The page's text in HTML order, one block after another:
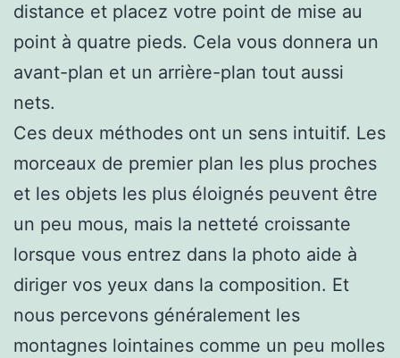
distance et placez votre point de mise au
point à quatre pieds. Cela vous donnera un
avant-plan et un arrière-plan tout aussi
nets.
Ces deux méthodes ont un sens intuitif. Les
morceaux de premier plan les plus proches
et les objets les plus éloignés peuvent être
un peu mous, mais la netteté croissante
lorsque vous entrez dans la photo aide à
diriger vos yeux dans la composition. Et
nous percevons généralement les
montagnes lointaines comme un peu molles